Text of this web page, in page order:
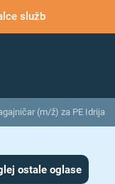
služb
(m/ž) za PE Idrija
ostale oglase